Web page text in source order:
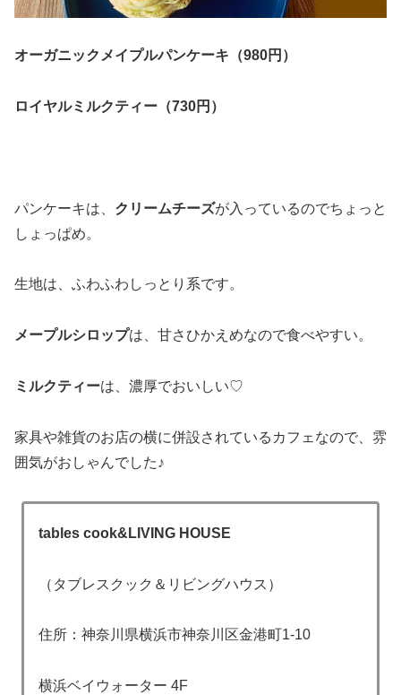
オーガニックメイプルパンケーキ（980円）
ロイヤルミルクティー（730円）
パンケーキは、 クリームチーズが入っているのでちょっと
しょっぱめ。
生地は、ふわふわしっとり系です。
メープルシロップは、甘さひかえめなので食べやすい。
ミルクティーは、濃厚でおいしい♡
家具や雑貨のお店の横に併設されているカフェなので、雰
囲気がおしゃんでした♪
tables cook&LIVING HOUSE
（タブレスクック＆リビングハウス）
住所：神奈川県横浜市神奈川区金港町1-10
横浜ベイウォーター 4F